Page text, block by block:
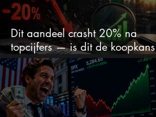
Dit aandeel crasht 20% na
topcijfers — is dit de koopkans
waar beleggers op wachtten?